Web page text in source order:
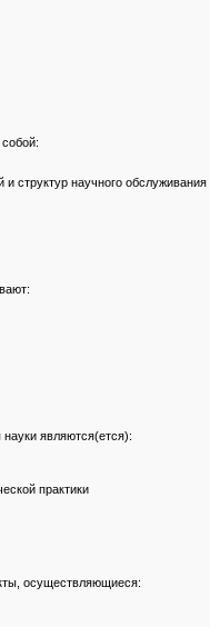
собой:
структур научного обслуживания
являются(ется):
практики
осуществляющиеся: